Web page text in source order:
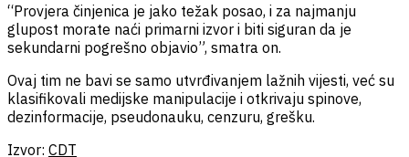
“Provjera činjenica je jako težak posao, i za najmanju
glupost morate naći primarni izvor i biti siguran da je
sekundarni pogrešno objavio”, smatra on.
Ovaj tim ne bavi se samo utvrđivanjem lažnih vijesti, već su
klasifikovali medijske manipulacije i otkrivaju spinove,
dezinformacije, pseudonauku, cenzuru, grešku.
Izvor: CDT